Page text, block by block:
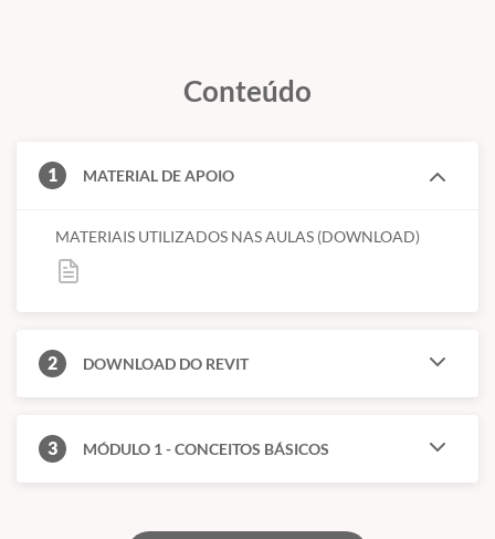
estruturas e fundações; com o objetivo de atender as necessidades
curso.
própria modelagem e documentação.
Conteúdo
1 MATERIAL DE APOIO
MATERIAIS UTILIZADOS NAS AULAS (DOWNLOAD)
2 DOWNLOAD DO REVIT
3 MÓDULO 1 - CONCEITOS BÁSICOS